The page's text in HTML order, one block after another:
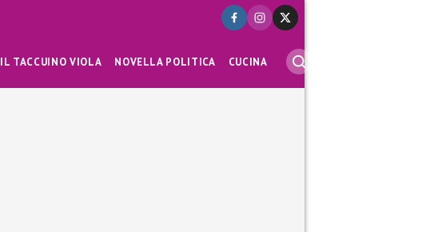
IL TACCUINO VIOLA NOVELLA POLITICA CUCINA